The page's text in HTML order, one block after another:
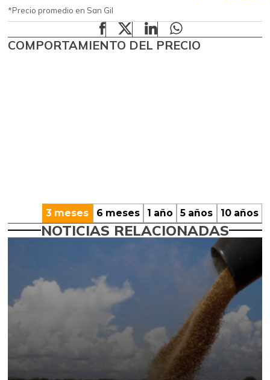
*Precio promedio en San Gil
COMPORTAMIENTO DEL PRECIO
3 meses 6 meses 1 año 5 años 10 años
NOTICIAS RELACIONADAS